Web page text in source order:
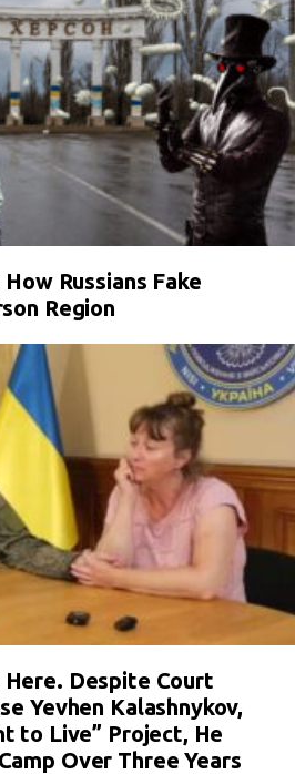
Russians Fake
Region
Here. Despite Court
Yevhen Kalashnykov,
to Live” Project, He
Over Three Years